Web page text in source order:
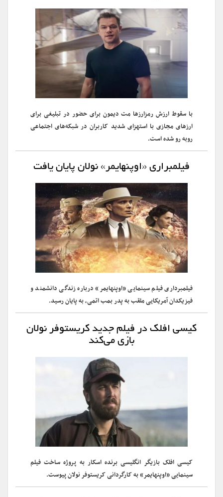
با سقوط ارزش رمزارزها مت دیمون برای حضور در تبلیغی برای
ارزهای مجازی با استهزای شدید کاربران در شبکه‌های اجتماعی
روبه رو شده است.
فیلمبراری «اوپنهایمر» نولان پایان یافت
فیلمبرداری فیلم سینمایی «اوپنهایمر» درباره زندگی دانشمند و
فیزیکدان آمریکایی ملقب به پدر بمب اتمی، به پایان رسید.
کیسی افلک در فیلم جدید کریستوفر نولان
بازی می‌کند
کیسی افلک بازیگر انگلیسی برنده اسکار به پروژه ساخت فیلم
سینمایی «اوپنهایمر» به کارگردانی کریستوفر نولان پیوست.